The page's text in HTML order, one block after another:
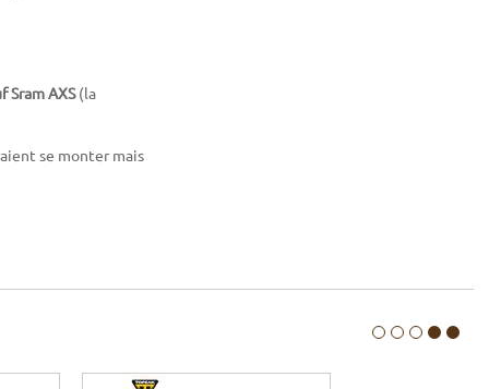
Sram AXS(la
se monter mais